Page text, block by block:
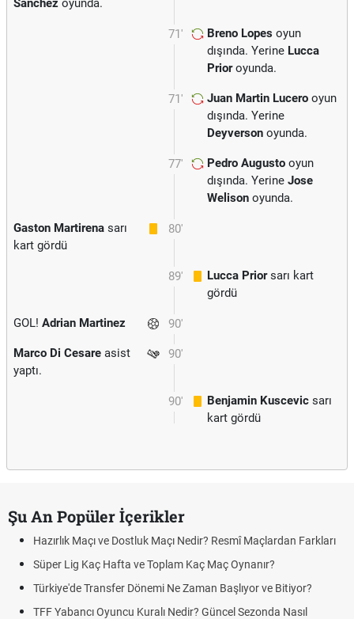
Sanchez oyunda.
71' Breno Lopes oyun
dışında. Yerine Lucca
Prioroyunda.
71' Juan Martin Lucero oyun
dışında. Yerine
Deyverson oyunda.
77' Pedro Augusto oyun
dışında. Yerine Jose
Welison oyunda.
80'
Gaston Martirena sarı
kart gördü
89' Lucca Priorsarı kart
gördü
90'
GOL! Adrian Martinez
90'
Marco Di Cesare asist
yaptı.
90' Benjamin Kuscevic sarı
kart gördü
Şu An Popüler İçerikler
Hazırlık Maçı ve Dostluk Maçı Nedir? Resmî Maçlardan Farkları
Süper Lig Kaç Hafta ve Toplam Kaç Maç Oynanır?
Türkiye'de Transfer Dönemi Ne Zaman Başlıyor ve Bitiyor?
TFF Yabancı Oyuncu Kuralı Nedir? Güncel Sezonda Nasıl